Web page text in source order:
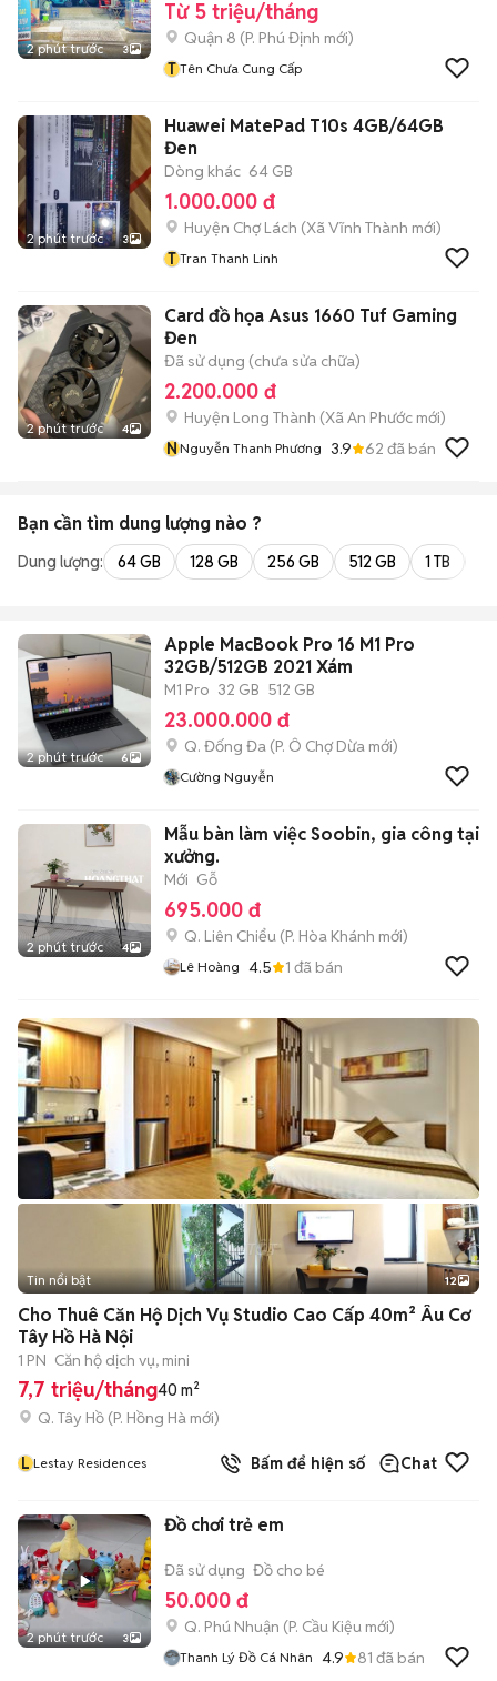
2 phút trước 3
Từ 5 triệu/tháng
Quận 8 (P. Phú Định mới)
T Tên Chưa Cung Cấp
2 phút trước 3
Huawei MatePad T10s 4GB/64GB
Đen
Dòng khác 64 GB
1.000.000 đ
Huyện Chợ Lách (Xã Vĩnh Thành mới)
T Tran Thanh Linh
2 phút trước 4
Card đồ họa Asus 1660 Tuf Gaming
Đen
Đã sử dụng (chưa sửa chữa)
2.200.000 đ
Huyện Long Thành (Xã An Phước mới)
NNguyễn Thanh Phương 3.9 62 đã bán
Bạn cần tìm dung lượng nào ?
Dung lượng: 64 GB 128 GB 256 GB 512 GB 1 TB
2 phút trước 6
Apple MacBook Pro 16 M1 Pro
32GB/512GB 2021 Xám
M1 Pro 32 GB 512 GB
23.000.000 đ
Q. Đống Đa (P. Ô Chợ Dừa mới)
Cường Nguyễn
2 phút trước 4
Mẫu bàn làm việc Soobin, gia công tại
xưởng.
Mới Gỗ
695.000 đ
Q. Liên Chiểu (P. Hòa Khánh mới)
Lê Hoàng 4.5 1 đã bán
+2
Tin nổi bật 12
Cho Thuê Căn Hộ Dịch Vụ Studio Cao Cấp 40m² Âu Cơ
Tây Hồ Hà Nội
1 PN Căn hộ dịch vụ, mini
7,7 triệu/tháng40 m²
Q. Tây Hồ (P. Hồng Hà mới)
L Lestay Residences Bấm để hiện số Chat
2 phút trước 3
Đồ chơi trẻ em
Đã sử dụng Đồ cho bé
50.000 đ
Q. Phú Nhuận (P. Cầu Kiệu mới)
Thanh Lý Đồ Cá Nhân 4.9 81 đã bán